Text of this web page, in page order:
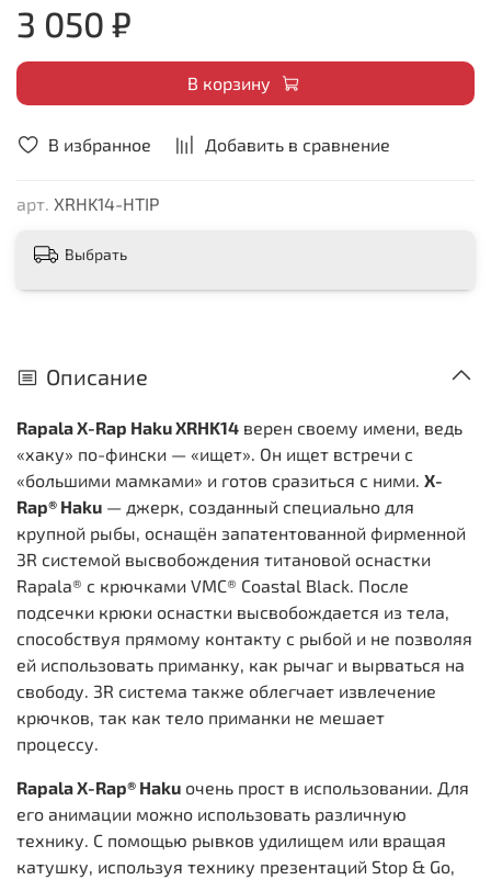
В избранное Добавить в сравнение
арт. XRHK14-HTIP
3 050 ₽
В корзину
Выбрать
Описание
Rapala X-Rap Haku XRHK14 верен своему имени, ведь
«хаку» по-фински — «ищет». Он ищет встречи с
«большими мамками» и готов сразиться с ними. X-
Rap® Haku — джерк, созданный специально для
крупной рыбы, оснащён запатентованной фирменной
3R системой высвобождения титановой оснастки
Rapala® с крючками VMC® Coastal Black. После
подсечки крюки оснастки высвобождается из тела,
способствуя прямому контакту с рыбой и не позволяя
ей использовать приманку, как рычаг и вырваться на
свободу. 3R система также облегчает извлечение
крючков, так как тело приманки не мешает
процессу.
Rapala X-Rap® Haku очень прост в использовании. Для
его анимации можно использовать различную
технику. С помощью рывков удилищем или вращая
катушку, используя технику презентаций Stop & Go,